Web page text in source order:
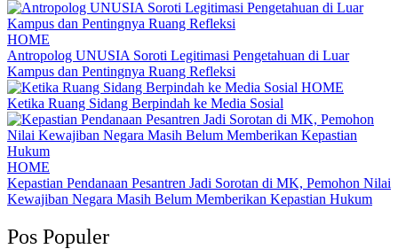
HOME
Antropolog UNUSIA Soroti Legitimasi Pengetahuan di Luar
Kampus dan Pentingnya Ruang Refleksi
HOME
Ketika Ruang Sidang Berpindah ke Media Sosial
HOME
Kepastian Pendanaan Pesantren Jadi Sorotan di MK, Pemohon Nilai
Kewajiban Negara Masih Belum Memberikan Kepastian Hukum
Pos Populer